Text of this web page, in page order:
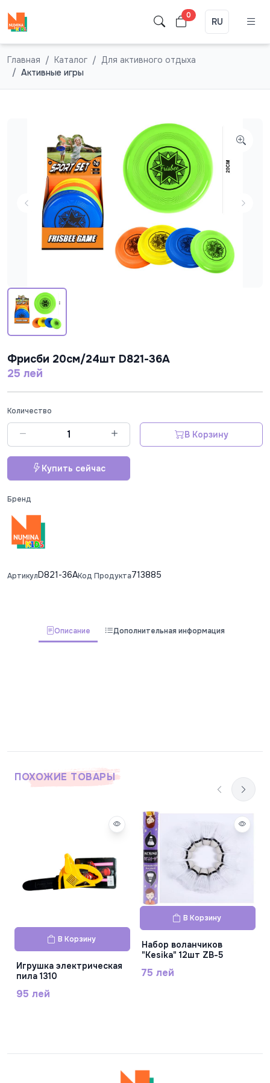
0
RU
Главная Каталог
Для активного отдыха
Активные игры
Фрисби 20см/24шт D821-36A
25 лей
Количество
В Корзину
Купить сейчас
Бренд
АртикулD821-36AКод Продукта713885
Описание Дополнительная информация
ПОХОЖИЕ ТОВАРЫ
В Корзину
Игрушка электрическая
пила 1310
95 лей
В Корзину
Набор воланчиков
"Kesika" 12шт ZB-5
75 лей